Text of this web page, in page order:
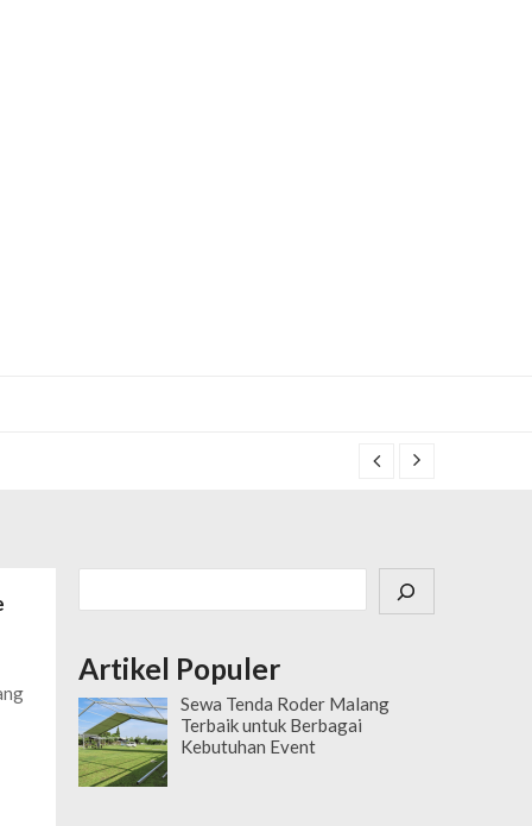
Artikel Populer
Sewa Tenda Roder Malang
Terbaik untuk Berbagai
Kebutuhan Event